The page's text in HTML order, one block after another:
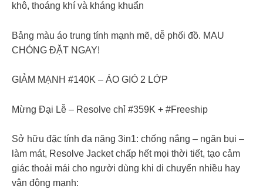
khô, thoáng khí và kháng khuẩn
Bảng màu áo trung tính mạnh mẽ, dễ phối đồ. MAU
CHÓNG ĐẶT NGAY!
GIẢM MẠNH #140K – ÁO GIÓ 2 LỚP
Mừng Đại Lễ – Resolve chỉ #359K + #Freeship
Sở hữu đặc tính đa năng 3in1: chống nắng – ngăn bụi –
làm mát, Resolve Jacket chấp hết mọi thời tiết, tạo cảm
giác thoải mái cho người dùng khi di chuyển nhiều hay
vận động mạnh: